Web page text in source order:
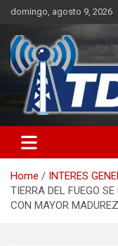
Skip
content
domingo, agosto 9, 2026
Home
INTERES
TIERRA DEL FUEGO
CON MAYOR